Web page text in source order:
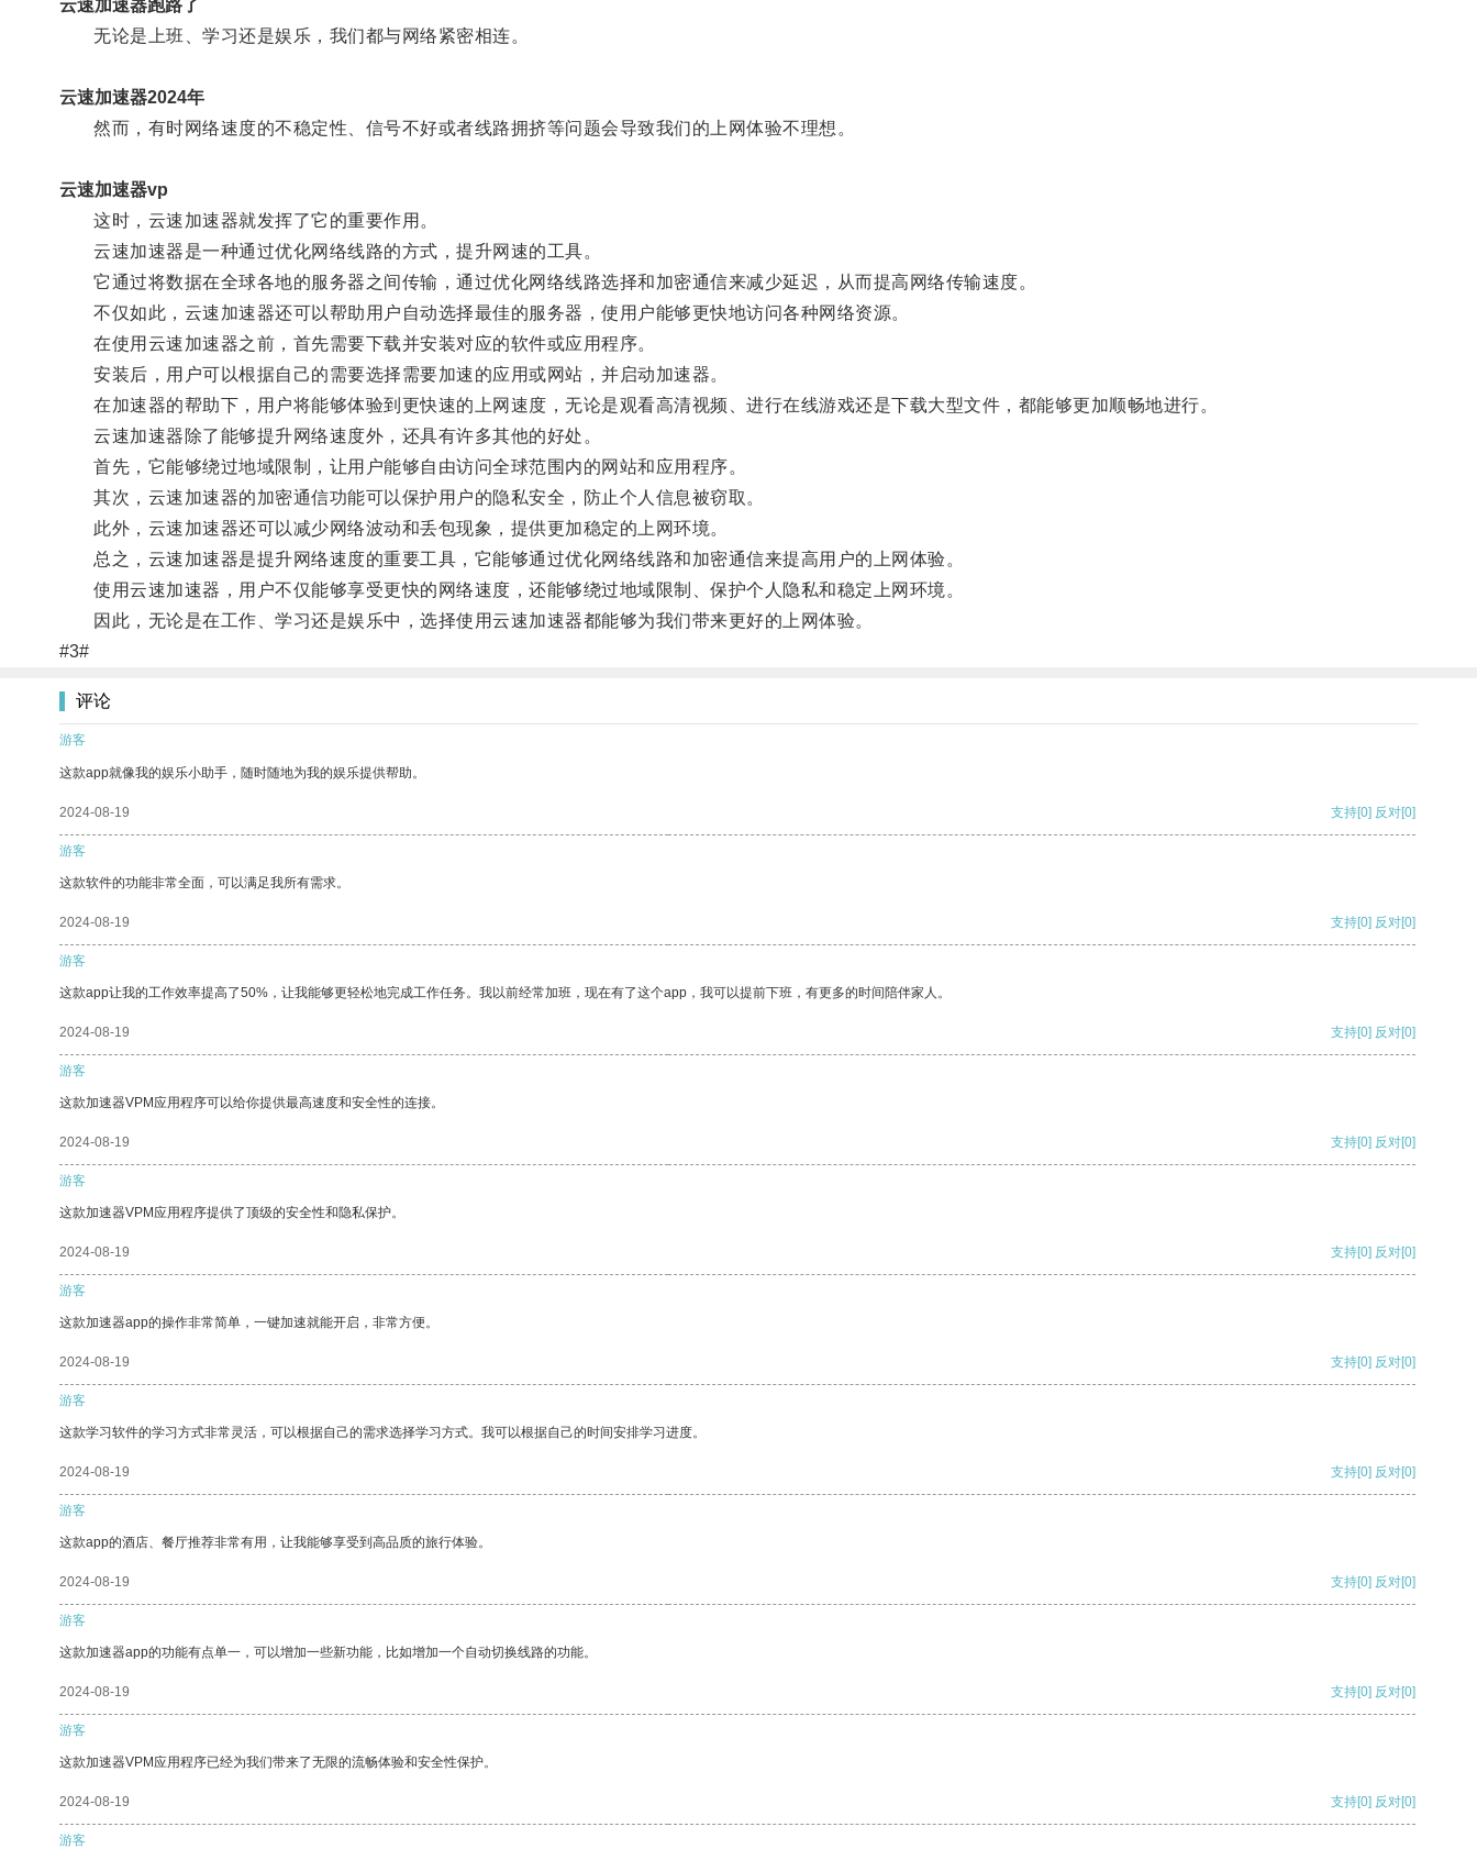
云速加速器跑路了
无论是上班、学习还是娱乐，我们都与网络紧密相连。
云速加速器2024年
然而，有时网络速度的不稳定性、信号不好或者线路拥挤等问题会导致我们的上网体验不理想。
云速加速器vp
这时，云速加速器就发挥了它的重要作用。
云速加速器是一种通过优化网络线路的方式，提升网速的工具。
它通过将数据在全球各地的服务器之间传输，通过优化网络线路选择和加密通信来减少延迟，从而提高网络传输速度。
不仅如此，云速加速器还可以帮助用户自动选择最佳的服务器，使用户能够更快地访问各种网络资源。
在使用云速加速器之前，首先需要下载并安装对应的软件或应用程序。
安装后，用户可以根据自己的需要选择需要加速的应用或网站，并启动加速器。
在加速器的帮助下，用户将能够体验到更快速的上网速度，无论是观看高清视频、进行在线游戏还是下载大型文件，都能够更加顺畅地进行。
云速加速器除了能够提升网络速度外，还具有许多其他的好处。
首先，它能够绕过地域限制，让用户能够自由访问全球范围内的网站和应用程序。
其次，云速加速器的加密通信功能可以保护用户的隐私安全，防止个人信息被窃取。
此外，云速加速器还可以减少网络波动和丢包现象，提供更加稳定的上网环境。
总之，云速加速器是提升网络速度的重要工具，它能够通过优化网络线路和加密通信来提高用户的上网体验。
使用云速加速器，用户不仅能够享受更快的网络速度，还能够绕过地域限制、保护个人隐私和稳定上网环境。
因此，无论是在工作、学习还是娱乐中，选择使用云速加速器都能够为我们带来更好的上网体验。
#3#
评论
游客
这款app就像我的娱乐小助手，随时随地为我的娱乐提供帮助。
2024-08-19 支持[0] 反对[0]
游客
这款软件的功能非常全面，可以满足我所有需求。
2024-08-19 支持[0] 反对[0]
游客
这款app让我的工作效率提高了50%，让我能够更轻松地完成工作任务。我以前经常加班，现在有了这个app，我可以提前下班，有更多的时间陪伴家人。
2024-08-19 支持[0] 反对[0]
游客
这款加速器VPM应用程序可以给你提供最高速度和安全性的连接。
2024-08-19 支持[0] 反对[0]
游客
这款加速器VPM应用程序提供了顶级的安全性和隐私保护。
2024-08-19 支持[0] 反对[0]
游客
这款加速器app的操作非常简单，一键加速就能开启，非常方便。
2024-08-19 支持[0] 反对[0]
游客
这款学习软件的学习方式非常灵活，可以根据自己的需求选择学习方式。我可以根据自己的时间安排学习进度。
2024-08-19 支持[0] 反对[0]
游客
这款app的酒店、餐厅推荐非常有用，让我能够享受到高品质的旅行体验。
2024-08-19 支持[0] 反对[0]
游客
这款加速器app的功能有点单一，可以增加一些新功能，比如增加一个自动切换线路的功能。
2024-08-19 支持[0] 反对[0]
游客
这款加速器VPM应用程序已经为我们带来了无限的流畅体验和安全性保护。
2024-08-19 支持[0] 反对[0]
游客